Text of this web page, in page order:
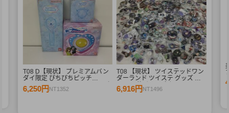
T08 D【現状】 プレミアムバン
ダイ限定 ぴちぴちピッチ
Special Memorize e-pitchマイク
アクアピッチ ,ラブandベリー マ
6,250円 NT1352
T08 【現状】 ツイステッドワン
ダーランド ツイステ グッズ 缶
バッジ 他 まとめ売り トレイ ア
ズール マレウス 他
6,916円 NT1496